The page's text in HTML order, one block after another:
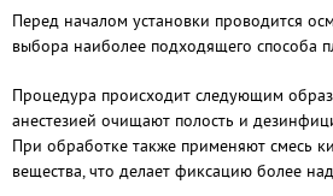
Перед началом установки проводится
выбора наиболее подходящего способа
Процедура происходит следующим
анестезией очищают полость и
При обработке также применяют смесь
вещества, что делает фиксацию более